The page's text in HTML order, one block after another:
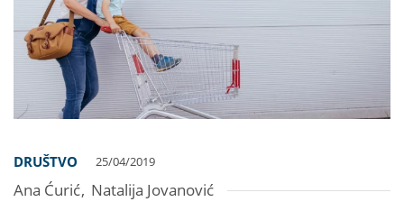
DRUŠTVO 25/04/2019
Ana Ćurić, Natalija Jovanović